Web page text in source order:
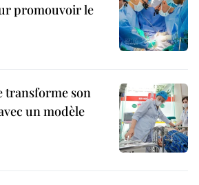
promouvoir le
transforme son
un modèle